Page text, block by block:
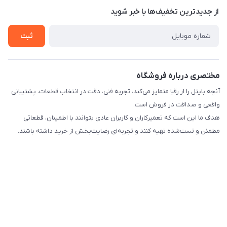
درباره ما
راهنما
از جدید‌ترین تخفیف‌ها با‌ خبر شوید
ثبت
مختصری درباره فروشگاه
آنچه بایتل را از رقبا متمایز می‌کند، تجربه فنی، دقت در انتخاب قطعات، پشتیبانی
واقعی و صداقت در فروش است.
هدف ما این است که تعمیرکاران و کاربران عادی بتوانند با اطمینان، قطعاتی
مطمئن و تست‌شده تهیه کنند و تجربه‌ای رضایت‌بخش از خرید داشته باشند.